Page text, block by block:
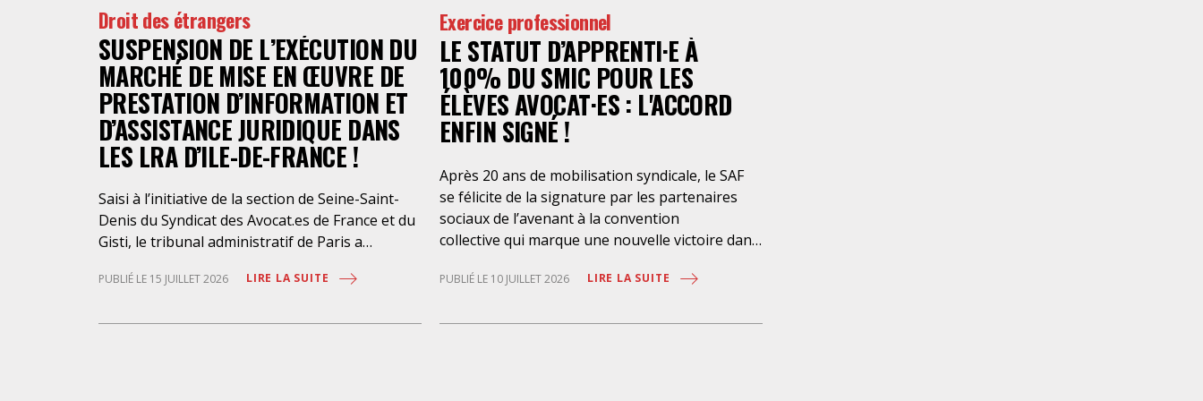
Droit des étrangers
SUSPENSION DE L’EXÉCUTION DU
MARCHÉ DE MISE EN ŒUVRE DE
PRESTATION D’INFORMATION ET
D’ASSISTANCE JURIDIQUE DANS
LES LRA D’ILE-DE-FRANCE !
Saisi à l’initiative de la section de Seine-Saint-
Denis du Syndicat des Avocat.es de France et du
Gisti, le tribunal administratif de Paris a
marché public visant à la « mise en œuvre de
juridique des étrangers maintenus dans les
PUBLIÉ LE 15 JUILLET 2026 LIRE LA SUITE
Exercice professionnel
LE STATUT D’APPRENTI·E À
100% DU SMIC POUR LES
ÉLÈVES AVOCAT·ES : L'ACCORD
ENFIN SIGNÉ !
Après 20 ans de mobilisation syndicale, le SAF
se félicite de la signature par les partenaires
sociaux de l’avenant à la convention
collective qui marque une nouvelle victoire dans
des élèves-avocat·es, avec une rémunération à
géographique ou d’âge. Étant donné la
PUBLIÉ LE 10 JUILLET 2026 LIRE LA SUITE